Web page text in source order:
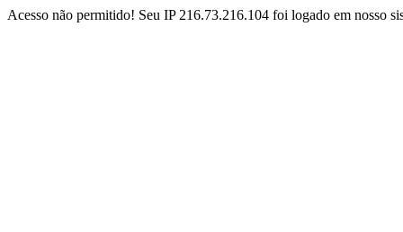
Acesso não permitido! Seu IP 216.73.216.104 foi logado em nosso